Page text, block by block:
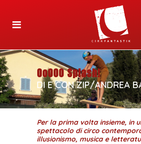
OoOOO Splash!
DI E CON ZIP/ANDREA
Per la prima volta insieme, in
spettacolo di circo
illusionismo, musica e